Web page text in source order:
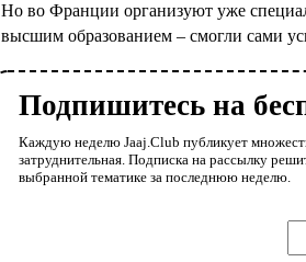
Но во Франции организуют уже
высшим образованием – смогли сами
Подпишитесь на
Каждую неделю Jaaj.Club публикует
затруднительная. Подписка на рассылку
выбранной тематике за последнюю неделю.